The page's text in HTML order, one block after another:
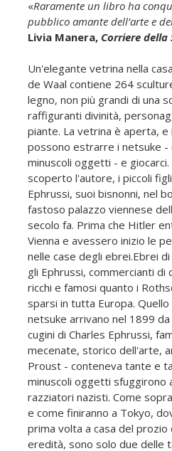
«Raramente un libro ha
pubblico amante dell’arte e
Livia Manera, Corriere della
Un'elegante vetrina nella
de Waal contiene 264
legno, non più grandi di una
raffiguranti divinità,
piante. La vetrina è aperta, e
possono estrarre i netsuke -
minuscoli oggetti - e giocarci.
scoperto l'autore, i piccoli
Ephrussi, suoi bisnonni, nel
fastoso palazzo viennese
secolo fa. Prima che Hitler
Vienna e avessero inizio le
nelle case degli ebrei.Ebrei
gli Ephrussi, commercianti di
ricchi e famosi quanto i
sparsi in tutta Europa. Quello
netsuke arrivano nel 1899
cugini di Charles Ephrussi,
mecenate, storico dell'arte,
Proust - conteneva tante e
minuscoli oggetti sfuggirono
razziatori nazisti. Come
e come finiranno a Tokyo,
prima volta a casa del prozio
eredità, sono solo due delle